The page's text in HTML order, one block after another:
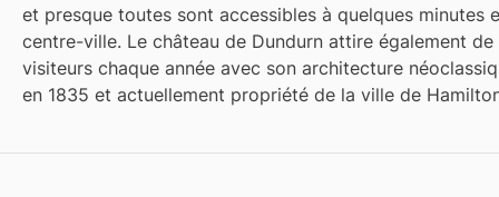
et presque toutes sont accessibles à quelques minutes
centre-ville. Le château de Dundurn attire également
visiteurs chaque année avec son architecture
en 1835 et actuellement propriété de la ville de